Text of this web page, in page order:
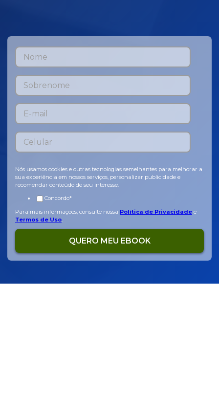
Nós usamos cookies e outras tecnologias semelhantes para melhorar a
sua experiência em nossos serviços, personalizar publicidade e
recomendar conteúdo de seu interesse.
Concordo*
Para mais informações, consulte nossa Política de Privacidade e
Termos de Uso